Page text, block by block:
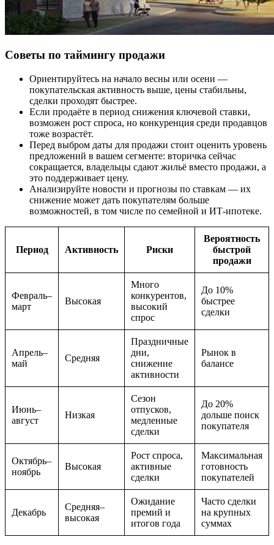
Советы по таймингу продажи
Ориентируйтесь на начало весны или осени —
покупательская активность выше, цены стабильны,
сделки проходят быстрее.
Если продаёте в период снижения ключевой ставки,
возможен рост спроса, но конкуренция среди продавцов
тоже возрастёт.
Перед выбром даты для продажи стоит оценить уровень
предложений в вашем сегменте: вторичка сейчас
сокращается, владельцы сдают жильё вместо продажи, а
это поддерживает цену.
Анализируйте новости и прогнозы по ставкам — их
снижение может дать покупателям больше
возможностей, в том числе по семейной и ИТ-ипотеке.
Период Активность Риски
Вероятность
быстрой
продажи
Февраль–
март
Высокая
Много
конкурентов,
высокий
спрос
До 10%
быстрее
сделки
Апрель–
май
Средняя
Праздничные
дни,
снижение
активности
Рынок в
балансе
Июнь–
август
Низкая
Сезон
отпусков,
медленные
сделки
До 20%
дольше поиск
покупателя
Октябрь–
ноябрь
Высокая
Рост спроса,
активные
сделки
Максимальная
готовность
покупателей
Декабрь
Средняя–
высокая
Ожидание
премий и
итогов года
Часто сделки
на крупных
суммах